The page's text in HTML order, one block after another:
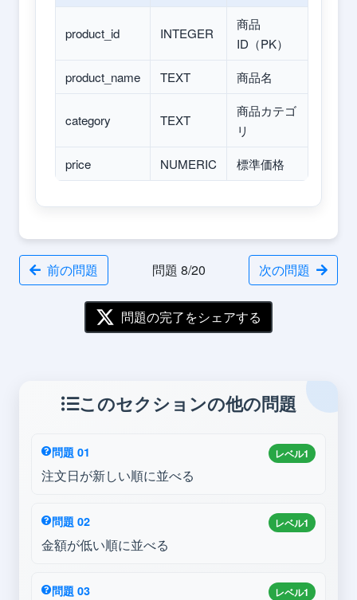
product_id INTEGER
商品
ID（PK）
product_name
TEXT 商品名
category TEXT
商品カテゴ
リ
price
NUMERIC 標準価格
前の問題 問題 8/20 次の問題
問題の完了をシェアする
このセクションの他の問題
レベル1
問題 01
注文日が新しい順に並べる
レベル1
問題 02
金額が低い順に並べる
レベル1
問題 03